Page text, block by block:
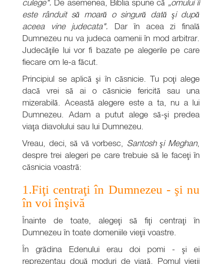
culege". De asemenea, Biblia spune că „omului îi
este rânduit să moară o singură dată şi după
aceea vine judecata". Dar în acea zi finală
Dumnezeu nu va judeca oamenii în mod arbitrar.
Judecăţile lui vor fi bazate pe alegerile pe care
fiecare om le-a făcut.
Principiul se aplică şi în căsnicie. Tu poţi alege
dacă vrei să ai o căsnicie fericită sau una
mizerabilă. Această alegere este a ta, nu a lui
Dumnezeu. Adam a putut alege să-şi predea
viaţa diavolului sau lui Dumnezeu.
Vreau, deci, să vă vorbesc, Santosh şi Meghan,
despre trei alegeri pe care trebuie să le faceţi în
căsnicia voastră:
1.Fiţi centraţi în Dumnezeu - şi nu
în voi înşivă
Înainte de toate, alegeţi să fiţi centraţi în
Dumnezeu în toate domeniile vieţii voastre.
În grădina Edenului erau doi pomi - şi ei
reprezentau două moduri de viaţă. Pomul vieţii